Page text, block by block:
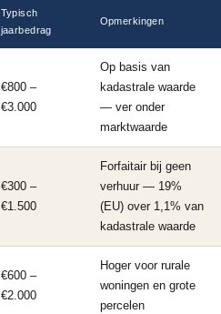
Typisch
jaarbedrag
Opmerkingen
€800 –
€3.000
Op basis van
kadastrale waarde
— ver onder
marktwaarde
€300 –
€1.500
Forfaitair bij geen
verhuur — 19%
(EU) over 1,1% van
kadastrale waarde
€600 –
€2.000
Hoger voor rurale
woningen en grote
percelen